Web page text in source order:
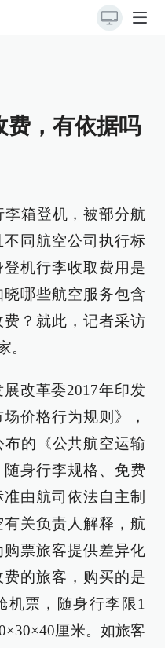
费，有依据吗
箱登机，被部分航
同航空公司执行标
机行李收取费用是
哪些航空服务包含
？就此，记者采访
。
改革委2017年印发
价格行为规则》，
布的《公共航空运输
身行李规格、免费
由航司依法自主制
关负责人解释，航
票旅客提供差异化
的旅客，购买的是
机票，随身行李限1
厘米。如旅客